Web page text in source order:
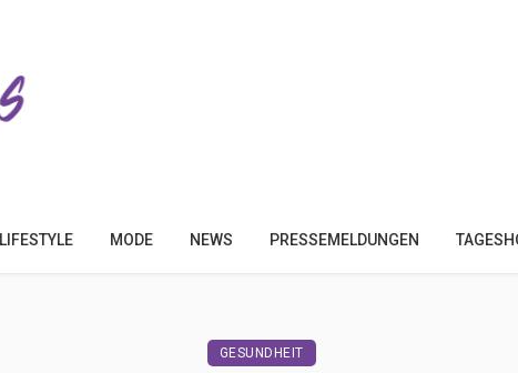
LIFESTYLE MODE NEWS PRESSEMELDUNGEN
GESUNDHEIT